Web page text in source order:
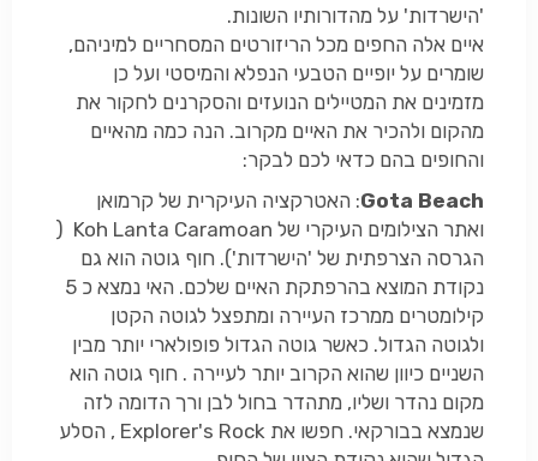
'הישרדות' על מהדורותיו השונות.
איים אלה החפים מכל הריזורטים המסחריים למיניהם,
שומרים על יופיים הטבעי הנפלא והמיסטי ועל כן
מזמינים את המטיילים הנועזים והסקרנים לחקור את
מהקום ולהכיר את האיים מקרוב. הנה כמה מהאיים
והחופים בהם כדאי לכם לבקר:
Gota Beach
: האטרקציה העיקרית של קרמואן
ואתר הצילומים העיקרי של Koh Lanta Caramoan (
הגרסה הצרפתית של 'הישרדות'). חוף גוטה הוא גם
נקודת המוצא בהרפתקת האיים שלכם. האי נמצא כ 5
קילומטרים ממרכז העיירה ומתפצל לגוטה הקטן
ולגוטה הגדול. כאשר גוטה הגדול פופולארי יותר מבין
השניים כיוון שהוא הקרוב יותר לעיירה . חוף גוטה הוא
מקום נהדר ושליו, מתהדר בחול לבן ורך הדומה לזה
שנמצא בבורקאי. חפשו את Explorer's Rock , הסלע